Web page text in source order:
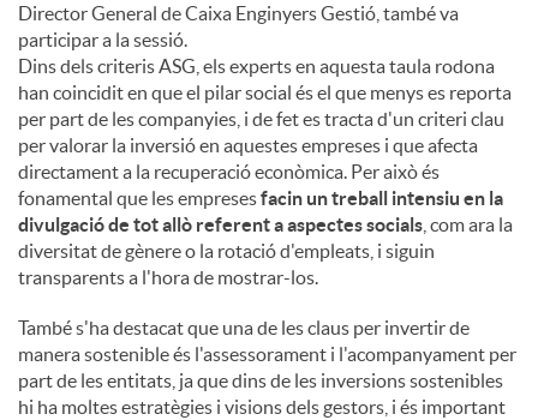
Director General de Caixa Enginyers Gestió, també va
participar a la sessió.
Dins dels criteris ASG, els experts en aquesta taula rodona
han coincidit en que el pilar social és el que menys es reporta
per part de les companyies, i de fet es tracta d'un criteri clau
per valorar la inversió en aquestes empreses i que afecta
directament a la recuperació econòmica. Per això és
fonamental que les empresesfacin un treball intensiu en la
divulgació de tot allò referent a aspectes socials , com ara la
diversitat de gènere o la rotació d'empleats, i siguin
transparents a l'hora de mostrar-los.
També s'ha destacat que una de les claus per invertir de
manera sostenible és l'assessorament i l'acompanyament per
part de les entitats, ja que dins de les inversions sostenibles
hi ha moltes estratègies i visions dels gestors, i és important